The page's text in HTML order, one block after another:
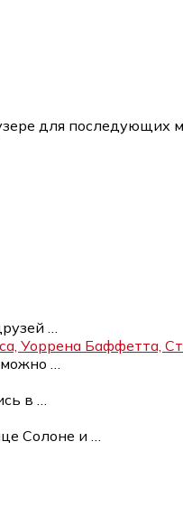
для последующих
Уоррена Баффетта,
в
Солоне и